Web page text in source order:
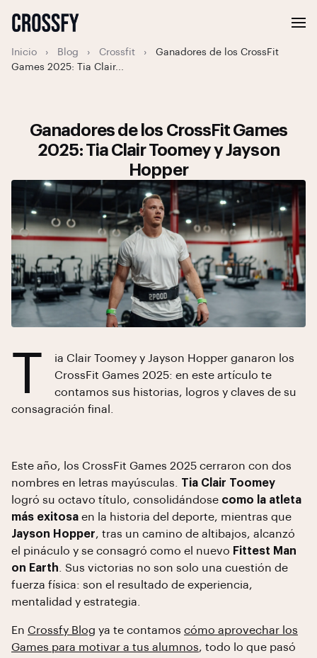
Inicio › Blog › Crossfit ›
Ganadores de los CrossFit
Games 2025: Tia Clair...
Ganadores de los CrossFit Games
2025: Tia Clair Toomey y Jayson
Hopper
T
ia Clair Toomey y Jayson Hopper ganaron los
CrossFit Games 2025: en este artículo te
contamos sus historias, logros y claves de su
consagración final.
Este año, los CrossFit Games 2025 cerraron con dos
nombres en letras mayúsculas. Tia Clair Toomey
logró su octavo título, consolidándose como la atleta
más exitosa en la historia del deporte, mientras que
Jayson Hopper, tras un camino de altibajos, alcanzó
el pináculo y se consagró como el nuevo Fittest Man
on Earth . Sus victorias no son solo una cuestión de
fuerza física: son el resultado de experiencia,
mentalidad y estrategia.
En Crossfy Blog ya te contamos cómo aprovechar los
Games para motivar a tus alumnos, todo lo que pasó